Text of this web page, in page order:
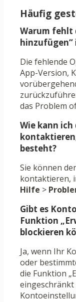
Häufig
Warum fehlt
hinzufügen“
Die fehlende
App-Version,
das Problem
Wie kann
besteht?
Sie können
kontaktieren,
Hilfe >
Gibt es
Funktion
blockieren
Ja, wenn Ihr
oder
die Funktion
eingeschränkt